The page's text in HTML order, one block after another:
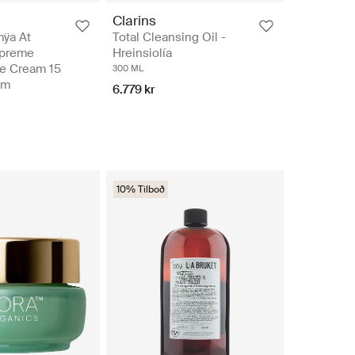
At
Cream 15
Clarins
Total Cleansing Oil -
Hreinsiolía
300 ML
6.779 kr
10% Tilboð